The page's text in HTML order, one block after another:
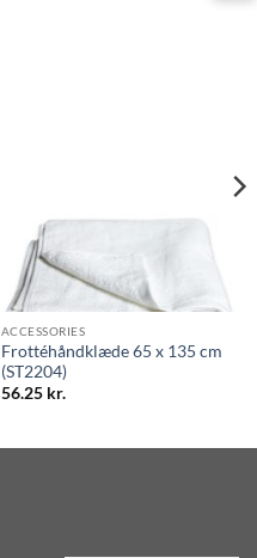
ACCESSORIES
Frottéhåndklæde 65 x 135 cm
(ST2204)
56.25 kr.